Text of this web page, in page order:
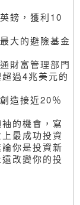
鎊，獲利10
大的避險基金
財富管理部門
過4兆美元的
造接近20％
的機會，寫
最成功投資
你是投資新
改變你的投